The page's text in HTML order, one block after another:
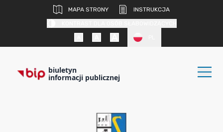
MAPA STRONY
INSTRUKCJA
biuletyn
informacji publicznej